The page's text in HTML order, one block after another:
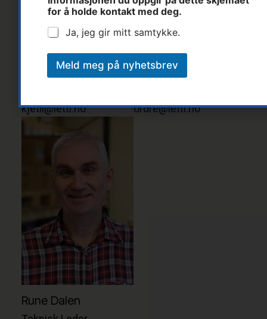
Kjetil Rødne
Distriktssjef
kjetil@letti.no
Tonhild Flaten
Ordreansvarlig
ordre@letti.no
Rune Dalen
for å holde kontakt med deg.
Ja, jeg gir mitt samtykke.
Meld meg på nyhetsbrev